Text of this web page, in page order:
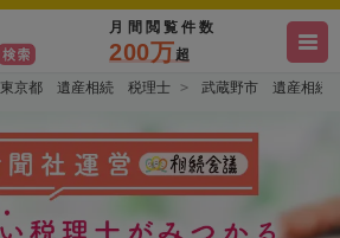
月間閲覧件数
200万超
東京都 遺産相続 税理士 武蔵野市 遺産相続